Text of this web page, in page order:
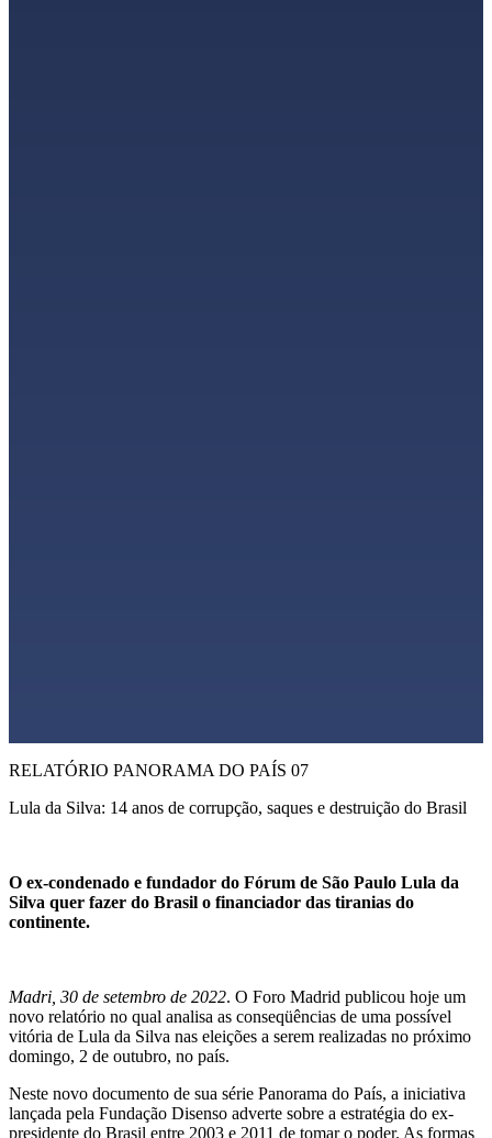
RELATÓRIO PANORAMA DO PAÍS 07
Lula da Silva: 14 anos de corrupção, saques e destruição do Brasil
O ex-condenado e fundador do Fórum de São Paulo Lula da
Silva quer fazer do Brasil o financiador das tiranias do
continente.
Madri, 30 de setembro de 2022. O Foro Madrid publicou hoje um
novo relatório no qual analisa as conseqüências de uma possível
vitória de Lula da Silva nas eleições a serem realizadas no próximo
domingo, 2 de outubro, no país.
Neste novo documento de sua série Panorama do País, a iniciativa
lançada pela Fundação Disenso adverte sobre a estratégia do ex-
presidente do Brasil entre 2003 e 2011 de tomar o poder. As formas